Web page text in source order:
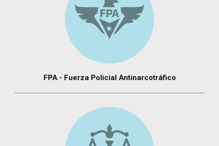
FPA - Fuerza Policial Antinarcotráfico